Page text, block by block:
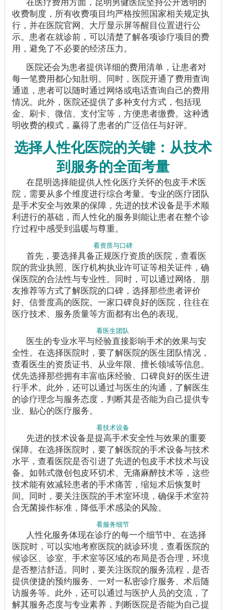
在医疗费用方面，昆明男健医院坚持公开透明的
收费制度，所有收费项目均严格按照国家相关规定执
行，并在医院官网、大厅显示屏等醒目位置进行公
示。患者在就诊前，可以清楚了解各项诊疗项目的费
用，避免了不必要的经济压力。
医院还会为患者提供详细的费用清单，让患者对
每一笔费用都心知肚明。同时，医院开通了费用查询
通道，患者可以随时通过网络或电话查询自己的费用
情况。此外，医院还提供了多种支付方式，包括现
金、刷卡、微信、支付宝等，方便患者缴费。这种透
明收费的模式，赢得了患者的广泛信任与好评。
选择人性化医院的关键：从技术
到服务的全面考量
在昆明选择能提供人性化医疗关怀的包皮手术医
院，需要从多个维度进行综合考量。专业的医疗团队
是手术安全与效果的保障，先进的技术设备是手术顺
利进行的基础，而人性化的服务则能让患者在整个诊
疗过程中感受到温暖与尊重。
看资质与口碑
首先，要选择具备正规医疗资质的医院，查看医
院的营业执照、医疗机构执业许可证等相关证件，确
保医院的合法性与专业性。同时，可以通过网络、朋
友推荐等方式了解医院的口碑，选择那些患者评价
好、信誉度高的医院。一家口碑良好的医院，往往在
医疗技术、服务质量等方面都有出色的表现。
看医生团队
医生的专业水平与经验直接影响手术的效果与安
全性。在选择医院时，要了解医院的医生团队情况，
查看医生的资质证书、从业年限、擅长领域等信息。
优先选择那些拥有丰富临床经验、口碑良好的医生进
行手术。此外，还可以通过与医生的沟通，了解医生
的诊疗理念与服务态度，判断其是否能为自己提供专
业、贴心的医疗服务。
看技术设备
先进的技术设备是提高手术安全性与效果的重要
保障。在选择医院时，要了解医院的手术设备与技术
水平，查看医院是否引进了先进的包皮手术技术与设
备。如韩式微创包皮环切术、无痛麻醉技术等，这些
技术能有效减轻患者的手术痛苦，缩短术后恢复时
间。同时，要关注医院的手术室环境，确保手术室符
合无菌操作标准，降低手术感染的风险。
看服务细节
人性化服务体现在诊疗的每一个细节中。在选择
医院时，可以实地考察医院的就诊环境，查看医院的
候诊区、诊室、手术室等区域的布局是否合理，环境
是否整洁舒适。同时，要关注医院的服务流程，是否
提供便捷的预约服务、一对一私密诊疗服务、术后随
访服务等。此外，还可以通过与医护人员的交流，了
解其服务态度与专业素养，判断医院是否能为自己提